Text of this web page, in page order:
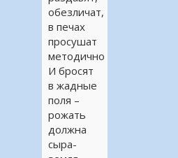
обезличат,
в печах
просушат
методично
И бросят
в жадные
поля –
рожать
должна
сыра-